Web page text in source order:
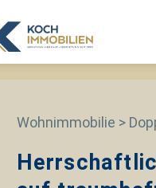
Wohnimmobilie >